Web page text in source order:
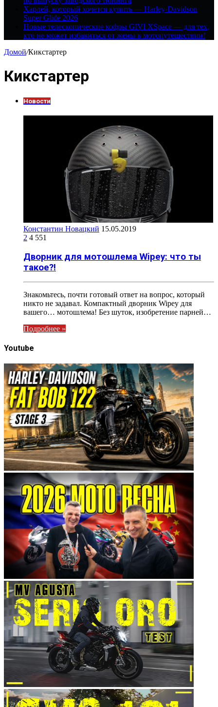
Харлей, который хочется купить — Harley-Davidson
Super Glide 2026
Новые телескопические кофры GIVI XSpace — для тех,
кто не может избавиться от жены в мотопутешествии!
Домой/Кикстартер
Кикстартер
Новости
Константин Новацкий 15.05.2019
2 4 551
Дворник для мотошлема Wipey: что ты
такое?!
Знакомьтесь, почти готовый ответ на вопрос, который
никто не задавал. Компактный дворник Wipey для
вашего… мотошлема! Без шуток, изобретение парней…
Подробнее »
Youtube